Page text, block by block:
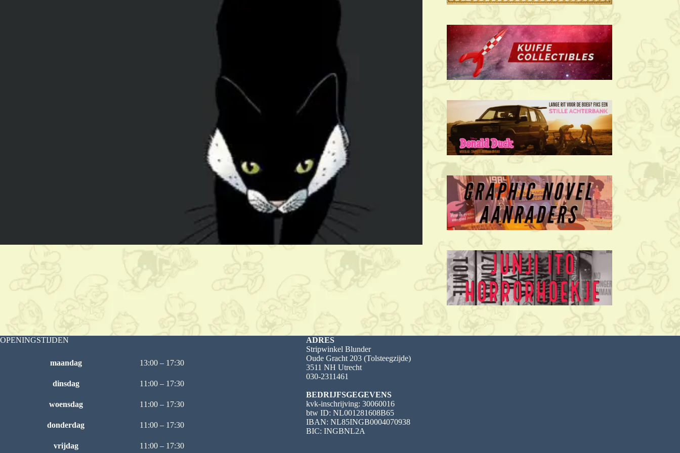
OPENINGSTIJDEN
maandag 13:00 – 17:30
dinsdag 11:00 – 17:30
woensdag 11:00 – 17:30
donderdag 11:00 – 17:30
vrijdag 11:00 – 17:30
ADRES
Stripwinkel Blunder
Oude Gracht 203 (Tolsteegzijde)
3511 NH Utrecht
030-2311461
BEDRIJFSGEGEVENS
kvk-inschrijving: 30060016
btw ID: NL001281608B65
IBAN: NL85INGB0004070938
BIC: INGBNL2A